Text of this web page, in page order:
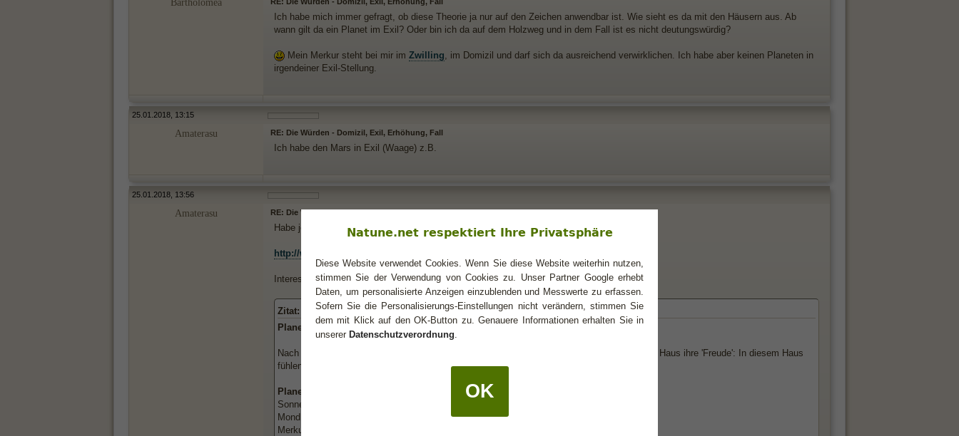
Bartholomea
Ich habe mich immer gefragt, ob diese Theorie ja nur auf den Zeichen anwendbar ist. Wie sieht es da mit den Häusern aus. Ab
wann gilt da ein Planet im Exil? Oder bin ich da auf dem Holzweg und in dem Fall ist es nicht deutungswürdig?
Mein Merkur steht bei mir im Zwilling, im Domizil und darf sich da ausreichend verwirklichen. Ich habe aber keinen Planeten in
irgendeiner Exil-Stellung.
25.01.2018, 13:15
Amaterasu RE: Die Würden - Domizil, Exil, Erhöhung, Fall
Ich habe den Mars in Exil (Waage) z.B.
25.01.2018, 13:56
Amaterasu RE: Die Würden - Domizil, Exil, Erhöhung, Fall
Habe jetzt einen Artikel über die "Würden" gefunden:
http://www.astro.com/astrologie/in_classical_g.htm
Interessant darin finde ich auch das, davon höre ich zum ersten Mal:
Zitat:
Planeten in ihren «Freuden»
Nach der klassischen Tradition haben die sieben antiken Planeten alle in einem bestimmten Haus ihre 'Freude': In diesem Haus
fühlen sie sich wohl und können sie ihren Aufgaben gerecht werden:
Planet - Freude in:
Sonne - 9. Haus
Mond - 3. Haus
Merkur - 1. Haus
Natune.net respektiert Ihre Privatsphäre
Diese Website verwendet Cookies. Wenn Sie diese Website weiterhin nutzen,
stimmen Sie der Verwendung von Cookies zu. Unser Partner Google erhebt
Daten, um personalisierte Anzeigen einzublenden und Messwerte zu erfassen.
Sofern Sie die Personalisierungs-Einstellungen nicht verändern, stimmen Sie
dem mit Klick auf den OK-Button zu. Genauere Informationen erhalten Sie in
unserer Datenschutzverordnung.
OK